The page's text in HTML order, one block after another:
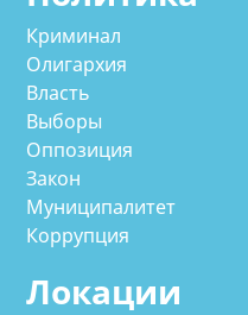
Криминал
Олигархия
Власть
Выборы
Оппозиция
Закон
Муниципалитет
Коррупция
Локации